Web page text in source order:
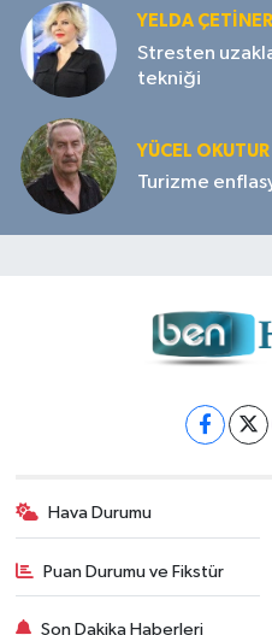
YELDA ÇETİNER
Stresten
tekniği
YÜCEL OKUTUR
Turizme
Hava Durumu
Puan Durumu ve Fikstür
Son Dakika Haberleri